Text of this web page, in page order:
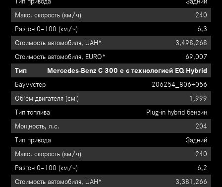
240
6,3
3,498,268
69,007
Mercedes-Benz C 300 e с технологией EQ Hybrid
206254_806+056
1,999
Plug-in hybrid бензин
204
Задний
240
6,2
3,381,266